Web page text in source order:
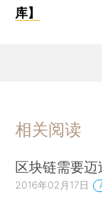
库】
相关阅读
区块链需要迈
2016年02月17日